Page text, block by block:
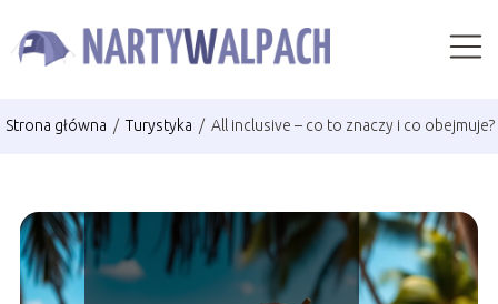
Strona główna / Turystyka / All inclusive – co to znaczy i co obejmuje?